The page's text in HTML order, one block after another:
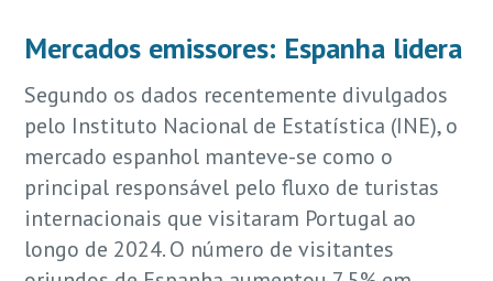
Mercados emissores: Espanha lidera
Segundo os dados recentemente divulgados
pelo Instituto Nacional de Estatística (INE), o
mercado espanhol manteve-se como o
principal responsável pelo fluxo de turistas
internacionais que visitaram Portugal ao
longo de 2024. O número de visitantes